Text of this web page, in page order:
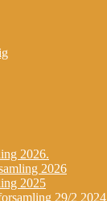
2026.
2026
2025
29/2 2024